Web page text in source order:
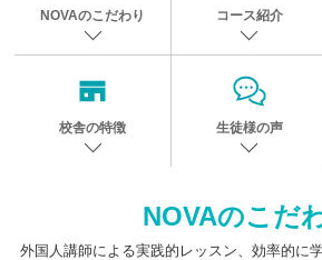
NOVAのこだわり コース紹介
校舎の特徴 生徒様の声
NOVAのこだ
外国人講師による実践的レッスン、効率的に